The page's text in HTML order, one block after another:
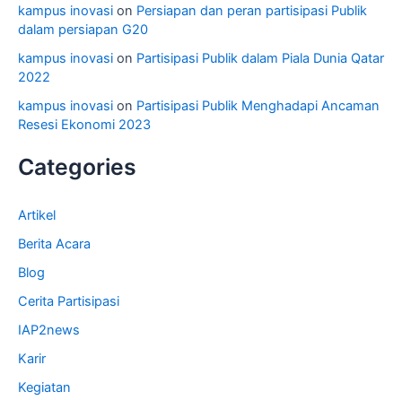
kampus inovasi on Persiapan dan peran partisipasi Publik
dalam persiapan G20
kampus inovasi on Partisipasi Publik dalam Piala Dunia Qatar
2022
kampus inovasi on Partisipasi Publik Menghadapi Ancaman
Resesi Ekonomi 2023
Categories
Artikel
Berita Acara
Blog
Cerita Partisipasi
IAP2news
Karir
Kegiatan